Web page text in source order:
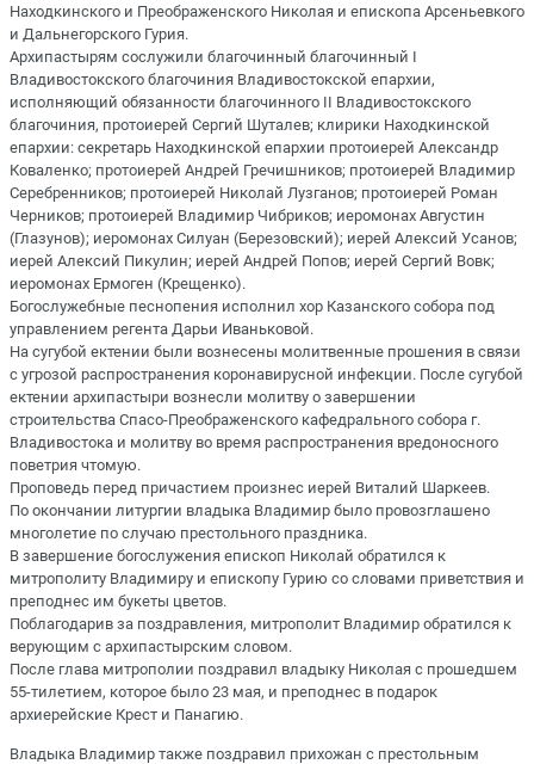
Находкинского и Преображенского Николая и епископа Арсеньевкого
и Дальнегорского Гурия.
Архипастырям сослужили благочинный благочинный I
Владивостокского благочиния Владивостокской епархии,
исполняющий обязанности благочинного II Владивостокского
благочиния, протоиерей Сергий Шуталев; клирики Находкинской
епархии: секретарь Находкинской епархии протоиерей Александр
Коваленко; протоиерей Андрей Гречишников; протоиерей Владимир
Серебренников; протоиерей Николай Лузганов; протоиерей Роман
Черников; протоиерей Владимир Чибриков; иеромонах Августин
(Глазунов); иеромонах Силуан (Березовский); иерей Алексий Усанов;
иерей Алексий Пикулин; иерей Андрей Попов; иерей Сергий Вовк;
иеромонах Ермоген (Крещенко).
Богослужебные песнопения исполнил хор Казанского собора под
управлением регента Дарьи Иваньковой.
На сугубой ектении были вознесены молитвенные прошения в связи
с угрозой распространения коронавирусной инфекции. После сугубой
ектении архипастыри вознесли молитву о завершении
строительства Спасо-Преображенского кафедрального собора г.
Владивостока и молитву во время распространения вредоносного
поветрия чтомую.
Проповедь перед причастием произнес иерей Виталий Шаркеев.
По окончании литургии владыка Владимир было провозглашено
многолетие по случаю престольного праздника.
В завершение богослужения епископ Николай обратился к
митрополиту Владимиру и епископу Гурию со словами приветствия и
преподнес им букеты цветов.
Поблагодарив за поздравления, митрополит Владимир обратился к
верующим с архипастырским словом.
После глава митрополии поздравил владыку Николая с прошедшем
55-тилетием, которое было 23 мая, и преподнес в подарок
архиерейские Крест и Панагию.
Владыка Владимир также поздравил прихожан с престольным